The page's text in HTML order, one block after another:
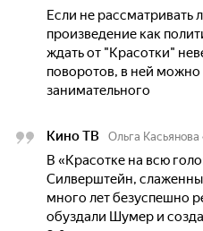
Если не рассматривать
произведение как
ждать от "Красотки"
поворотов, в ней
занимательного
Кино ТВ Ольга Касьянова
В «Красотке на всю
Силверштейн,
много лет безуспешно
обуздали Шумер и